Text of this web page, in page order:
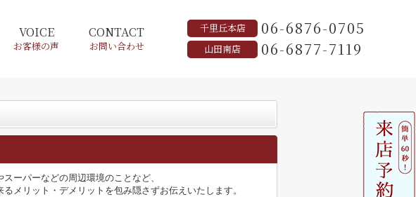
VOICE
お客様の声
CONTACT
お問い合わせ
千里丘本店 06-6876-0705
山田南店 06-6877-7119
ーパーなどの周辺環境のことなど、
メリット・デメリットを包み隠さずお伝えいたします。